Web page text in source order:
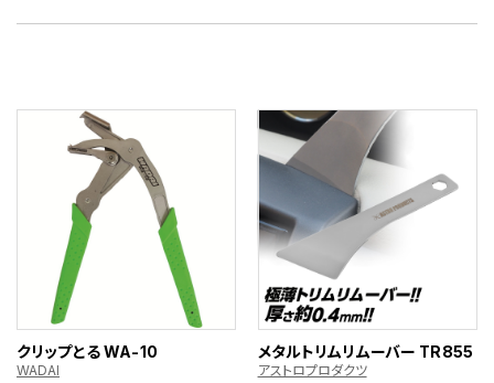
クリップとる WA-10
WADAI
メタルトリムリムーバー TR855
アストロプロダクツ